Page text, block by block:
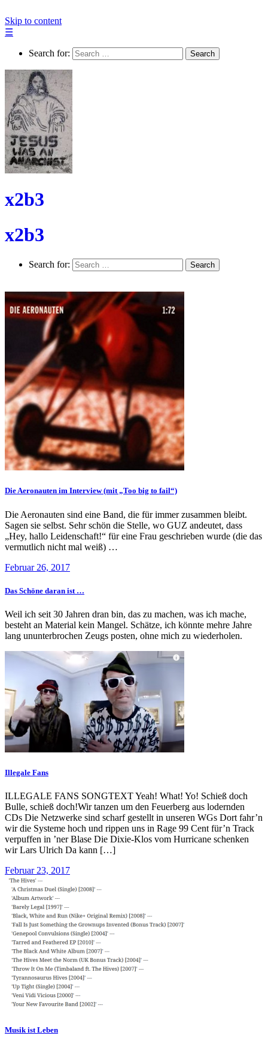
Skip to content
☰
Search for: Search
x2b3
x2b3
Search for: Search
Die Aeronauten im Interview (mit „Too big to fail“)
Die Aeronauten sind eine Band, die für immer zusammen bleibt.
Sagen sie selbst. Sehr schön die Stelle, wo GUZ andeutet, dass
„Hey, hallo Leidenschaft!“ für eine Frau geschrieben wurde (die das
vermutlich nicht mal weiß) …
Februar 26, 2017
Das Schöne daran ist …
Weil ich seit 30 Jahren dran bin, das zu machen, was ich mache,
besteht an Material kein Mangel. Schätze, ich könnte mehre Jahre
lang ununterbrochen Zeugs posten, ohne mich zu wiederholen.
Illegale Fans
ILLEGALE FANS SONGTEXT Yeah! What! Yo! Schieß doch
Bulle, schieß doch!Wir tanzen um den Feuerberg aus lodernden
CDs Die Netzwerke sind scharf gestellt in unseren WGs Dort fahr’n
wir die Systeme hoch und rippen uns in Rage 99 Cent für’n Track
verpuffen in ’ner Blase Die Dixie-Klos vom Hurricane schenken
wir Lars Ulrich Da kann […]
Februar 23, 2017
Musik ist Leben